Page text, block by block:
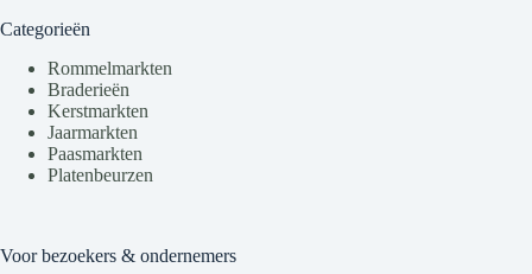
Categorieën
Rommelmarkten
Braderieën
Kerstmarkten
Jaarmarkten
Paasmarkten
Platenbeurzen
Voor bezoekers & ondernemers